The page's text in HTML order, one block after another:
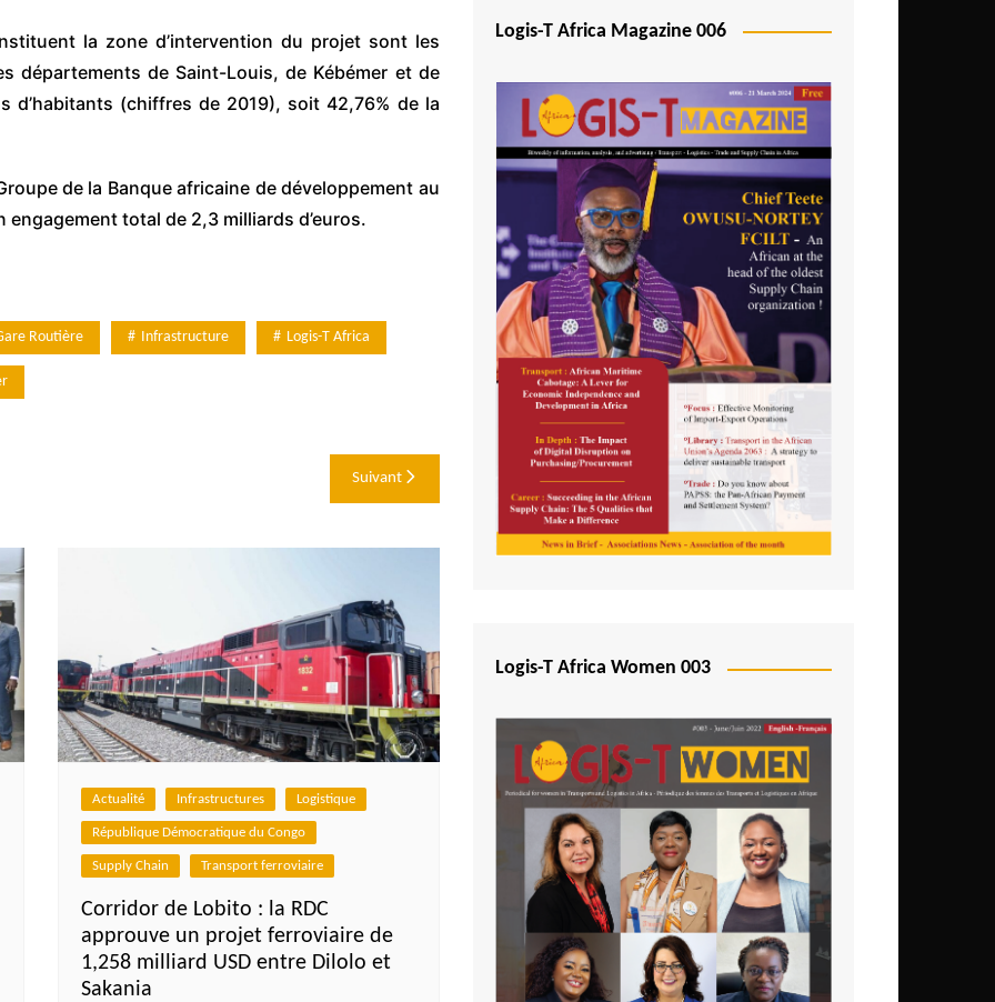
la zone d’intervention du projet sont les
départements de Saint-Louis, de Kébémer et de
d’habitants (chiffres de 2019), soit 42,76% de la
de la Banque africaine de développement au
total de 2,3 milliards d’euros.
Routière Infrastructure Logis-T Africa
Suivant
Actualité Infrastructures Logistique
République Démocratique du Congo
Supply Chain Transport ferroviaire
Corridor de Lobito : la RDC
approuve un projet ferroviaire de
1,258 milliard USD entre Dilolo et
Sakania
Logis-T Africa Magazine 006
Logis-T Africa Women 003